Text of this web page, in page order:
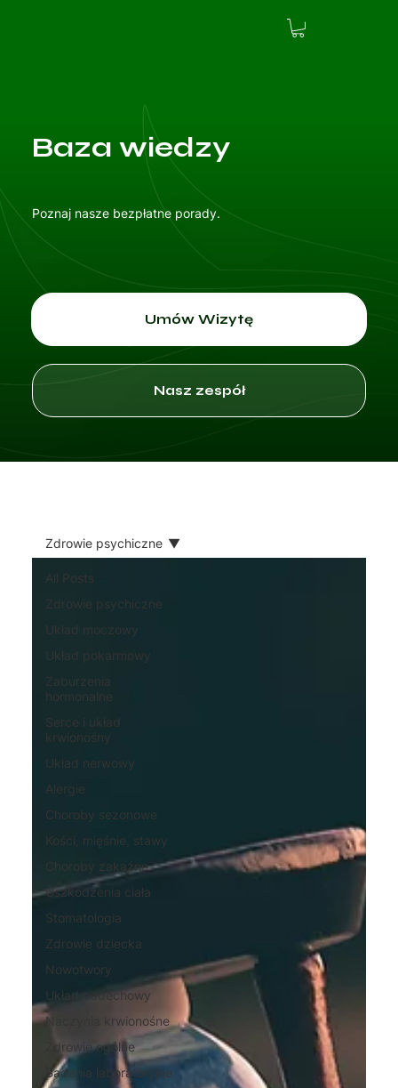
Baza wiedzy
Poznaj nasze bezpłatne porady.
Umów Wizytę
Nasz zespół
All Posts
Zdrowie psychiczne
Układ moczowy
Układ pokarmowy
Zaburzenia
hormonalne
Serce i układ
krwionośny
Układ nerwowy
Alergie
Choroby sezonowe
Kości, mięśnie, stawy
Choroby zakaźne
Uszkodzenia ciała
Stomatologia
Zdrowie dziecka
Nowotwory
Układ oddechowy
Naczynia krwionośne
Zdrowie ogólne
Badania laboratoryjne
Zdrowie psychiczne